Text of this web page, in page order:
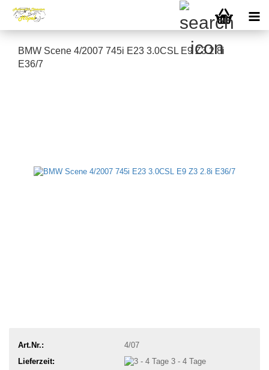
BMW Scene 4/2007 745i E23 3.0CSL E9 Z3 2.8i
E36/7
Art.Nr.:
4/07
Lieferzeit:
3 - 4 Tage